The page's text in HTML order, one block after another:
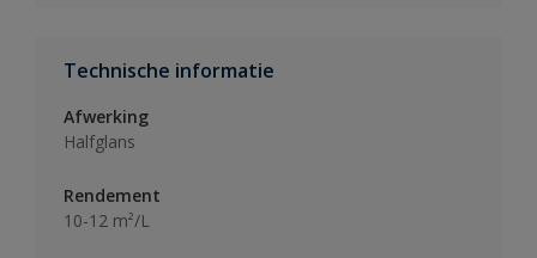
Technische informatie
Afwerking
Halfglans
Rendement
10-12 m²/L